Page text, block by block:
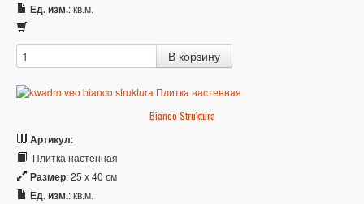
Ед. изм.: кв.м.
Bianco Struktura
Артикул:
Плитка настенная
Размер: 25 x 40 см
Ед. изм.: кв.м.